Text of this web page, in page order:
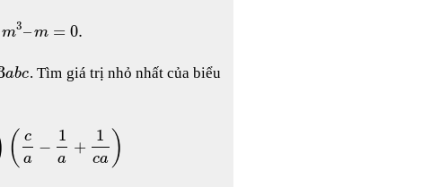
m3–m = 0.
abc. Tìm giá trị nhỏ nhất của biểu
( c
a
−
1
a
+
1
ca )